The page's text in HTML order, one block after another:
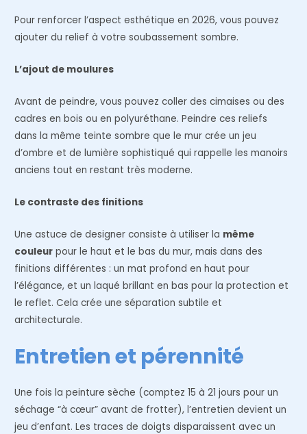
Pour renforcer l’aspect esthétique en 2026, vous pouvez
ajouter du relief à votre soubassement sombre.
L’ajout de moulures
Avant de peindre, vous pouvez coller des cimaises ou des
cadres en bois ou en polyuréthane. Peindre ces reliefs
dans la même teinte sombre que le mur crée un jeu
d’ombre et de lumière sophistiqué qui rappelle les manoirs
anciens tout en restant très moderne.
Le contraste des finitions
Une astuce de designer consiste à utiliser la même
couleur pour le haut et le bas du mur, mais dans des
finitions différentes : un mat profond en haut pour
l’élégance, et un laqué brillant en bas pour la protection et
le reflet. Cela crée une séparation subtile et
architecturale.
Entretien et pérennité
Une fois la peinture sèche (comptez 15 à 21 jours pour un
séchage “à cœur” avant de frotter), l’entretien devient un
jeu d’enfant. Les traces de doigts disparaissent avec un